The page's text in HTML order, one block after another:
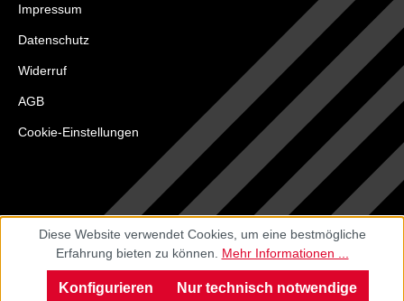
Impressum
Datenschutz
Widerruf
AGB
Cookie-Einstellungen
Diese Website verwendet Cookies, um eine bestmögliche
Erfahrung bieten zu können. Mehr Informationen ...
Nur technisch notwendige
Konfigurieren